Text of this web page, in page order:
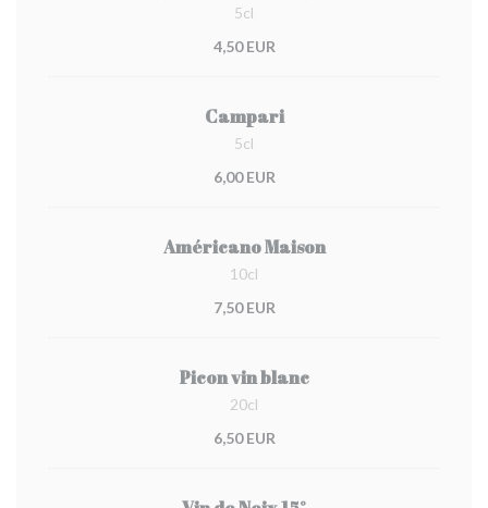
5cl
4,50 EUR
Campari
5cl
6,00 EUR
Américano Maison
10cl
7,50 EUR
Picon vin blanc
20cl
6,50 EUR